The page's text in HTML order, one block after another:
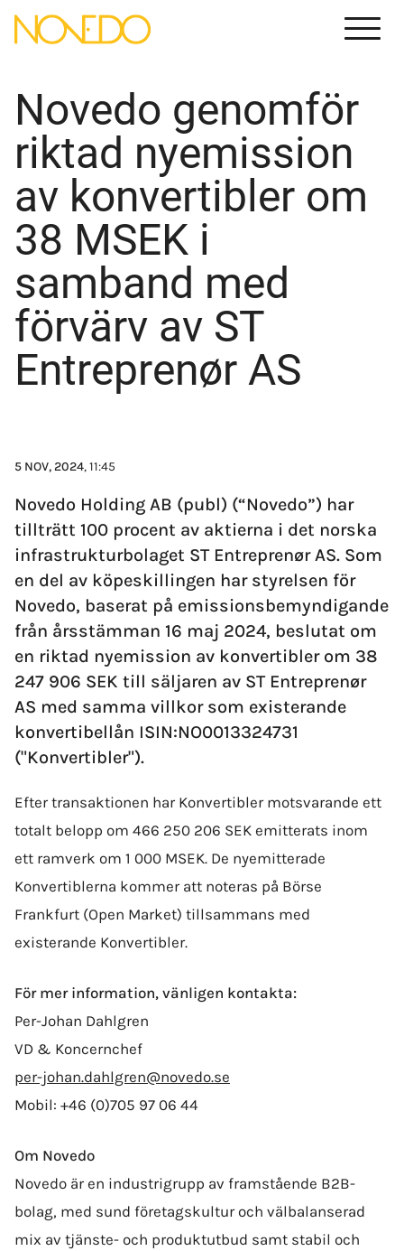
Menu
Novedo genomför
riktad nyemission
av konvertibler om
38 MSEK i
samband med
förvärv av ST
Entreprenør AS
5 NOV, 2024, 11:45
Novedo Holding AB (publ) (“Novedo”) har
tillträtt 100 procent av aktierna i det norska
infrastrukturbolaget ST Entreprenør AS. Som
en del av köpeskillingen har styrelsen för
Novedo, baserat på emissionsbemyndigande
från årsstämman 16 maj 2024, beslutat om
en riktad nyemission av konvertibler om 38
247 906 SEK till säljaren av ST Entreprenør
AS med samma villkor som existerande
konvertibellån ISIN:NO0013324731
("Konvertibler").
Efter transaktionen har Konvertibler motsvarande ett
totalt belopp om 466 250 206 SEK emitterats inom
ett ramverk om 1 000 MSEK. De nyemitterade
Konvertiblerna kommer att noteras på Börse
Frankfurt (Open Market) tillsammans med
existerande Konvertibler.
För mer information, vänligen kontakta:
Per-Johan Dahlgren
VD & Koncernchef
per-johan.dahlgren@novedo.se
Mobil: +46 (0)705 97 06 44
Om Novedo
Novedo är en industrigrupp av framstående B2B-
bolag, med sund företagskultur och välbalanserad
mix av tjänste- och produktutbud samt stabil och